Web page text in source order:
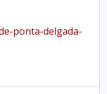
ponta-delgada-